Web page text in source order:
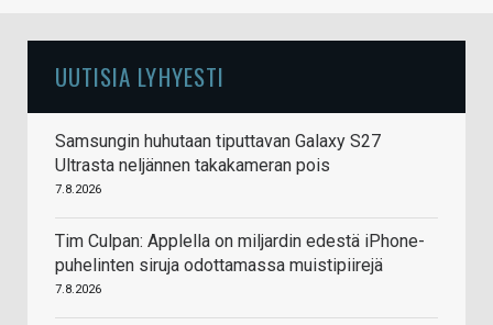
UUTISIA LYHYESTI
Samsungin huhutaan tiputtavan Galaxy S27
Ultrasta neljännen takakameran pois
7.8.2026
Tim Culpan: Applella on miljardin edestä iPhone-
puhelinten siruja odottamassa muistipiirejä
7.8.2026